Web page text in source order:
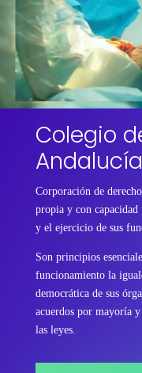
Colegio
Andalucía
Corporación de
propia y con
y el ejercicio de sus
Son principios
funcionamiento la
democrática de sus
acuerdos por mayoría
las leyes.